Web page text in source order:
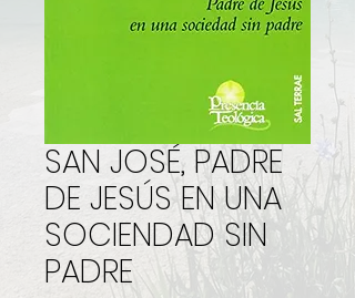
SAN JOSÉ, PADRE
DE JESÚS EN UNA
SOCIENDAD SIN
PADRE